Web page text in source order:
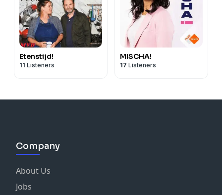
Etenstijd!
11 Listeners
MISCHA!
17 Listeners
Company
About Us
Jobs